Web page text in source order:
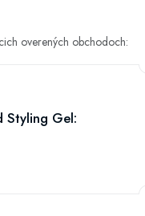
overených obchodoch:
Styling Gel: